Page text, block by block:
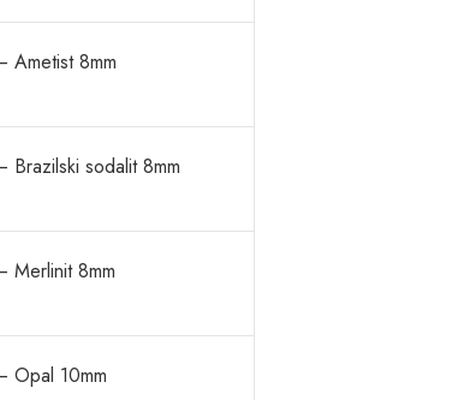
Ametist 8mm
Brazilski sodalit 8mm
Merlinit 8mm
Opal 10mm